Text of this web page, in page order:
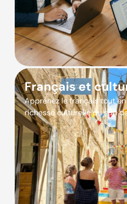
Français et
Apprenez le français tout
richesse culturelle du sud